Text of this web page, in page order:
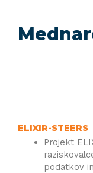
ELIXIR-STEERS
Projekt
podatkov